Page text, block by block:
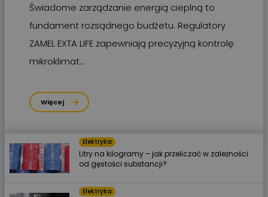
Świadome zarządzanie energią cieplną to
fundament rozsądnego budżetu. Regulatory
ZAMEL EXTA LIFE zapewniają precyzyjną kontrolę
mikroklimat…
Więcej
Elektryka
Litry na kilogramy – jak przeliczać w zależności
od gęstości substancji?
Elektryka